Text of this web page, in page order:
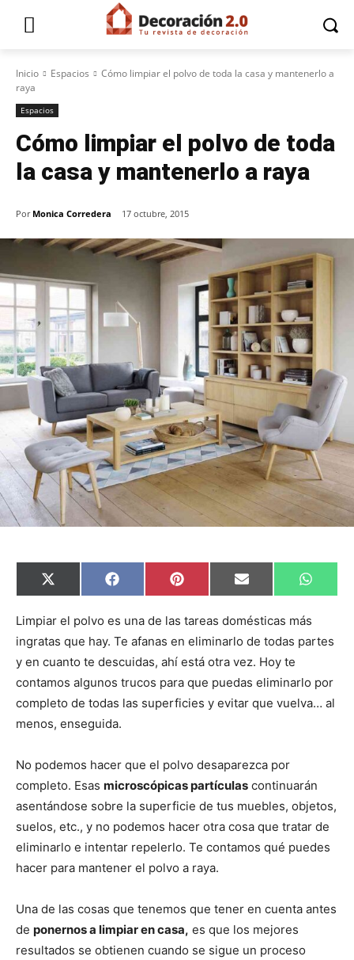
Inicio Espacios
Cómo limpiar el polvo de toda la casa y mantenerlo a
raya
Espacios
Cómo limpiar el polvo de toda
la casa y mantenerlo a raya
Por Monica Corredera 17 octubre, 2015
C
o
p
r
i
r
e
n
X
(
w
t
t
e
r
)
C
o
p
r
i
r
e
n
F
a
e
o
o
k
C
o
p
r
i
r
e
n
P
i
t
r
e
s
t
C
o
p
r
i
r
e
n
E
m
i
C
o
p
r
r
e
n
W
h
A
Limpiar el polvo es una de las tareas domésticas más
ingratas que hay. Te afanas en eliminarlo de todas partes
y en cuanto te descuidas, ahí está otra vez. Hoy te
contamos algunos trucos para que puedas eliminarlo por
completo de todas las superficies y evitar que vuelva… al
menos, enseguida.
No podemos hacer que el polvo desaparezca por
completo. Esas microscópicas partículas continuarán
asentándose sobre la superficie de tus muebles, objetos,
suelos, etc., y no podemos hacer otra cosa que tratar de
eliminarlo e intentar repelerlo. Te contamos qué puedes
hacer para mantener el polvo a raya.
Una de las cosas que tenemos que tener en cuenta antes
de ponernos a limpiar en casa, es que los mejores
resultados se obtienen cuando se sigue un proceso